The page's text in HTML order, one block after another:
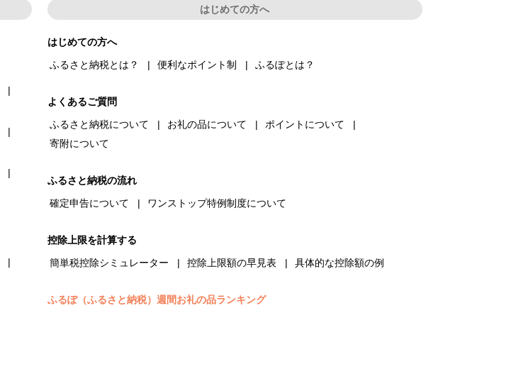
はじめての方へ
はじめての方へ
ふるさと納税とは？
便利なポイント制 ふるぽとは？
よくあるご質問
ふるさと納税について
お礼の品について
ポイントについて
寄附について
ふるさと納税の流れ
確定申告について
ワンストップ特例制度について
控除上限を計算する
簡単税控除シミュレーター
控除上限額の早見表 具体的な控除額の例
ふるぽ（ふるさと納税）週間お礼の品ランキング